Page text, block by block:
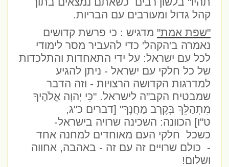
קהל גדול ומעורבים עם הבריות.
"שפת אמת"מדגיש : כי פרשת קדושים
נאמרה ב'הקהל' כדי להעביר מסר לימודי
לכל עם ישראל: על ידי התאחדות והתלכדות
של כל חלקי עם ישראל - ניתן להגיע
למדרגות הקדושה הרצויות - וזה הדבר
שמבטיח הקב"ה לישראל. "כִּי יְהוָה אֱלֹהֶיךָ
מִתְהַלֵּךְ בְּקֶרֶב מַחֲנֶךָ" [דברים כ"ג,
ט"ו] הכוונה: השכינה שרויה בישראל-
כשכל חלקי העם מאוחדים למחנה אחד
- כולם שרויים זה עם זה - באהבה, אחווה
ושלום!